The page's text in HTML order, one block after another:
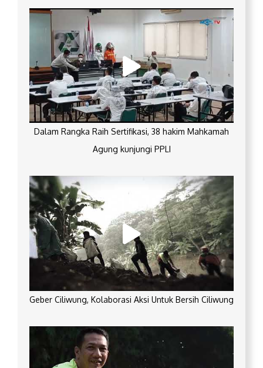
Dalam Rangka Raih Sertifikasi, 38 hakim Mahkamah
Agung kunjungi PPLI
Geber Ciliwung, Kolaborasi Aksi Untuk Bersih Ciliwung